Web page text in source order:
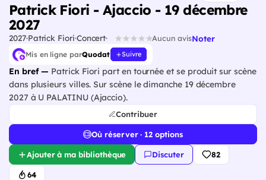
Patrick Fiori - Ajaccio - 19 décembre
2027
2027Patrick Fiori Concert Aucun avisNoter
Mis en ligne parQuodat Suivre
En bref — Patrick Fiori part en tournée et se produit sur scène
dans plusieurs villes. Sur scène le dimanche 19 décembre
2027 à U PALATINU (Ajaccio).
Contribuer
Où réserver · 12 options
Ajouter à ma bibliothèque Discuter 82
64